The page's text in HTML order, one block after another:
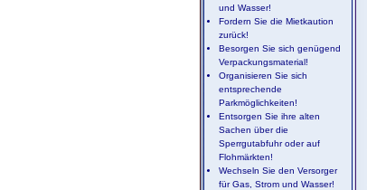
und Wasser!
Fordern Sie die Mietkaution
zurück!
Besorgen Sie sich genügend
Verpackungsmaterial!
Organisieren Sie sich
entsprechende
Parkmöglichkeiten!
Entsorgen Sie ihre alten
Sachen über die
Sperrgutabfuhr oder auf
Flohmärkten!
Wechseln Sie den Versorger
für Gas, Strom und Wasser!